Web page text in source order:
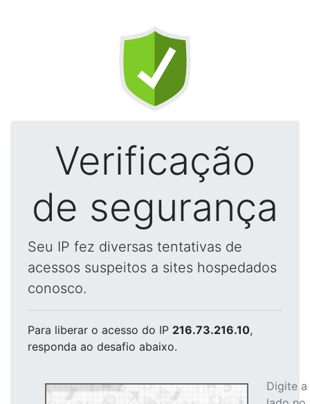
Verificação
de segurança
Seu IP fez diversas tentativas de
acessos suspeitos a sites hospedados
conosco.
Para liberar o acesso do IP 216.73.216.10,
responda ao desafio abaixo.
Digite